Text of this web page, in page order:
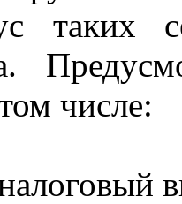
таких
числе: